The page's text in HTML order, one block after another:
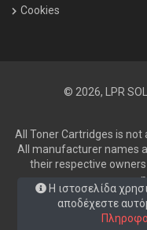
Cookies
© 2026, LPR
All Toner Cartridges is
All manufacturer names
their respective
Η ιστοσελίδα
αποδέχεστε